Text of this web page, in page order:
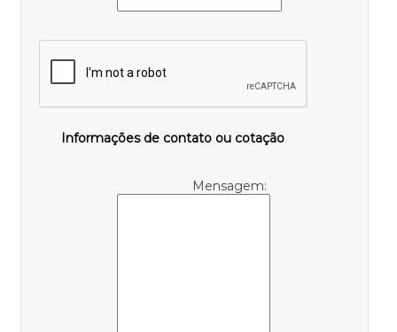
Informações de contato ou cotação
Mensagem: